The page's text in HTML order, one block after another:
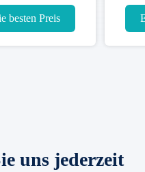
isolierte s
besten Preis
uns jederzeit